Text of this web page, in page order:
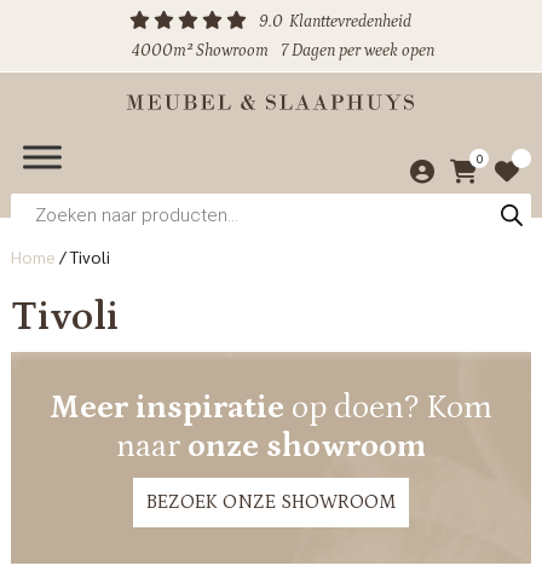
9.0 Klanttevredenheid
4000m² Showroom
7 Dagen per week open
0
Producten
zoeken
Home /Tivoli
Tivoli
Meer inspiratie op doen? Kom
naar onze showroom
BEZOEK ONZE SHOWROOM